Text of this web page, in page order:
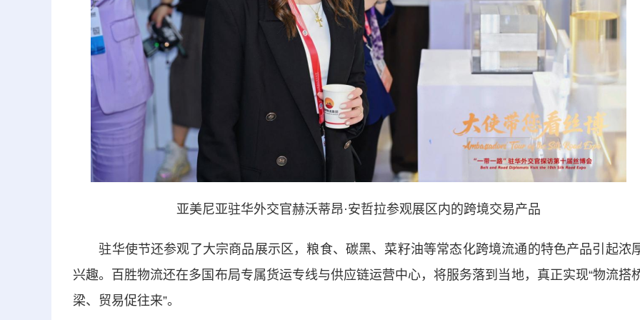
亚美尼亚驻华外交官赫沃蒂昂·安哲拉参观展区内的跨境交易产品
驻华使节还参观了大宗商品展示区，粮食、碳黑、菜籽油等常态化跨境流通的特色产品引起浓
兴趣。百胜物流还在多国布局专属货运专线与供应链运营中心，将服务落到当地，真正实现“物流搭
梁、贸易促往来”。